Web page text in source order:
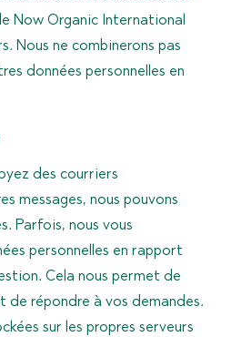
Now Organic International
Nous ne combinerons pas
données personnelles en
des courriers
messages, nous pouvons
Parfois, nous vous
personnelles en rapport
Cela nous permet de
répondre à vos demandes.
sur les propres serveurs